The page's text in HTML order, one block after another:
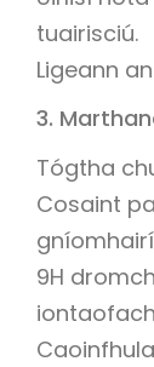
tuairisciú.
Ligeann
3.
Tógtha
Cosaint
9H